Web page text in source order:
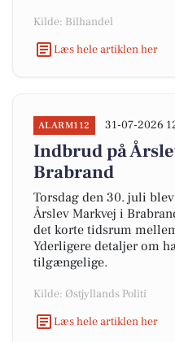
Kilde: Bilhandel
Læs hele artiklen her
ALARM112 31-07-2026
Indbrud på
Brabrand
Torsdag den 30. juli
Årslev Markvej i
det korte tidsrum
Yderligere detaljer om
tilgængelige.
Kilde: Østjyllands Politi
Læs hele artiklen her